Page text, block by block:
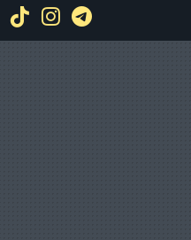
TiktokInstagram